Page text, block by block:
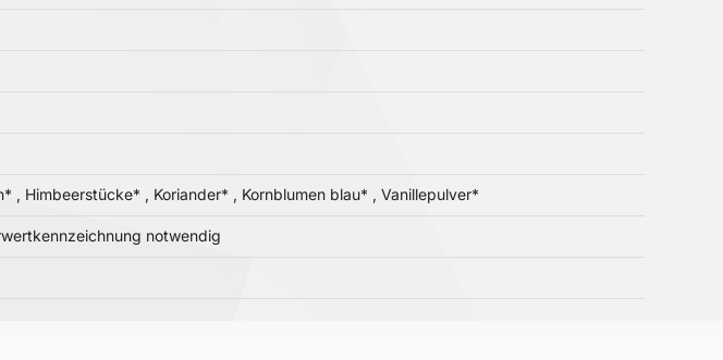
, Himbeerstücke* , Koriander* , Kornblumen blau* , Vanillepulver*
notwendig